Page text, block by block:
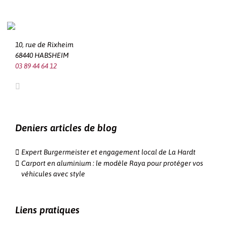
10, rue de Rixheim
68440 HABSHEIM
03 89 44 64 12
Deniers articles de blog
Expert Burgermeister et engagement local de La Hardt
Carport en aluminium : le modèle Raya pour protéger vos
véhicules avec style
Liens pratiques